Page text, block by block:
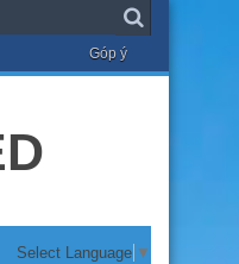
Góp ý
Select Language ▼